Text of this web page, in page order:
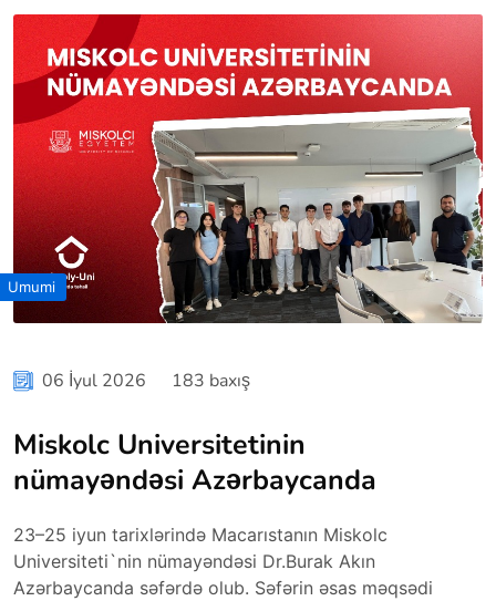
Umumi
06 İyul 2026 183 baxış
Miskolc Universitetinin
nümayəndəsi Azərbaycanda
23–25 iyun tarixlərində Macarıstanın Miskolc
Universiteti`nin nümayəndəsi Dr.Burak Akın
Azərbaycanda səfərdə olub. Səfərin əsas məqsədi